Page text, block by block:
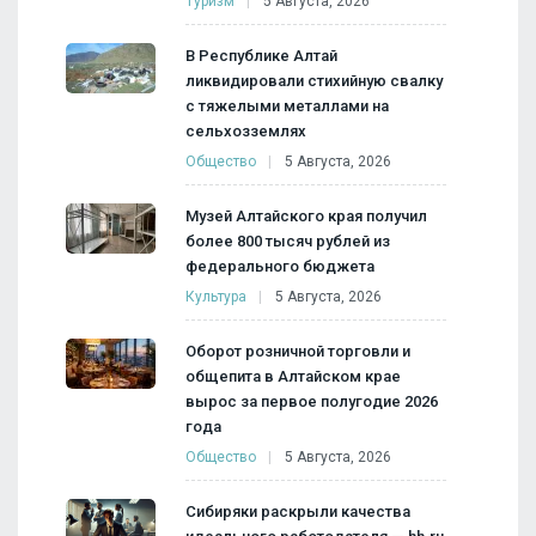
В Республике Алтай
ликвидировали стихийную свалку
с тяжелыми металлами на
сельхозземлях
Общество 5 Августа, 2026
Музей Алтайского края получил
более 800 тысяч рублей из
федерального бюджета
Культура 5 Августа, 2026
Оборот розничной торговли и
общепита в Алтайском крае
вырос за первое полугодие 2026
года
Общество 5 Августа, 2026
Сибиряки раскрыли качества